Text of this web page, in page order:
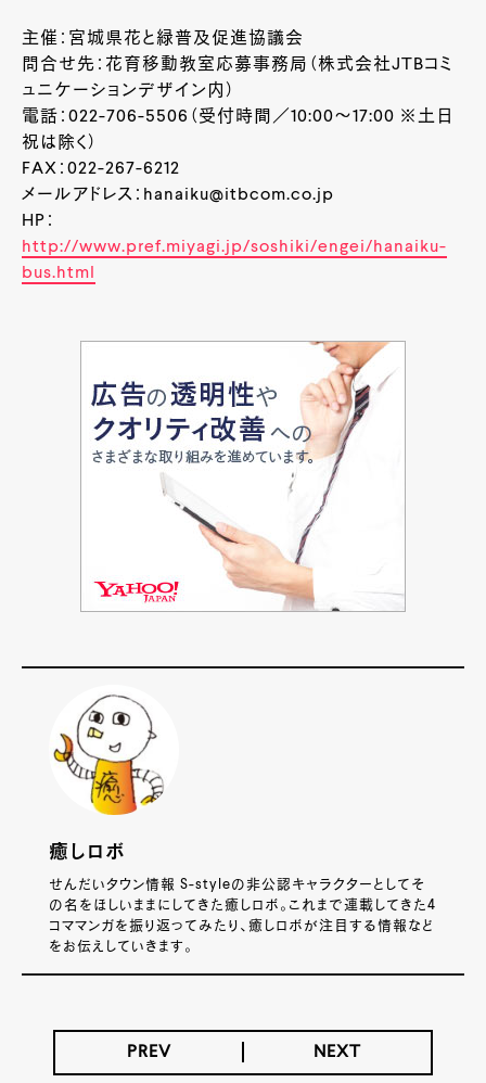
主催：宮城県花と緑普及促進協議会
問合せ先：花育移動教室応募事務局（株式会社JTBコミ
ュニケーションデザイン内）
電話：022-706-5506（受付時間／10:00～17:00 ※土日
祝は除く）
FAX：022-267-6212
メールアドレス：hanaiku@itbcom.co.jp
HP：
http://www.pref.miyagi.jp/soshiki/engei/hanaiku-
bus.html
癒しロボ
せんだいタウン情報 S-styleの非公認キャラクターとしてそ
の名をほしいままにしてきた癒しロボ。これまで連載してきた4
コママンガを振り返ってみたり、癒しロボが注目する情報など
をお伝えしていきます。
PREV NEXT